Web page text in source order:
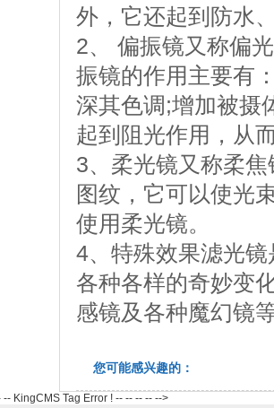
外，它还起到防水
2、 偏振镜又称偏
振镜的作用主要有
深其色调;增加被摄
起到阻光作用，从
3、柔光镜又称柔
图纹，它可以使光
使用柔光镜。
4、特殊效果滤光
各种各样的奇妙变
感镜及各种魔幻镜
您可能感兴趣的：
-- KingCMS Tag Error ! -- -- -- -- -->